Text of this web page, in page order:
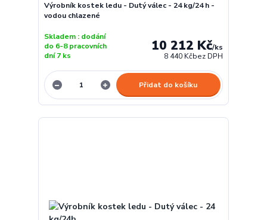
Výrobník kostek ledu - Dutý válec - 24 kg/24 h -
vodou chlazené
10 212 Kč/ks
8 440 Kčbez DPH
Skladem : dodání
do 6-8 pracovních
dní 7 ks
Přidat do košíku